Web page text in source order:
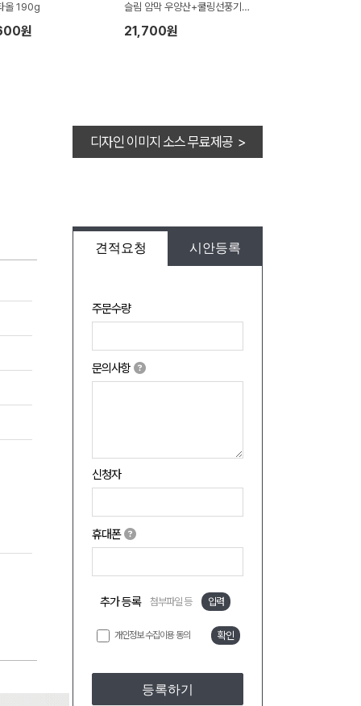
올 190g
원
슬림 암막 우양산+쿨링선풍기세
트)
21,700원
디자인 이미지 소스 무료제공 >
견적요청 시안등록
주문수량
문의사항
신청자
휴대폰
추가 등록 첨부파일 등 입력
개인정보 수집이용 동의 확인
등록하기